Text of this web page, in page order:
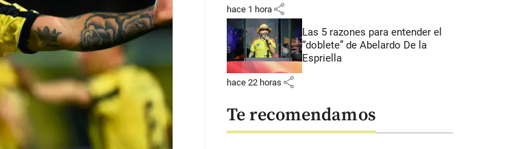
hace 1 hora share
Las 5 razones para entender el
“doblete” de Abelardo De la
Espriella
hace 22 horas share
Te recomendamos